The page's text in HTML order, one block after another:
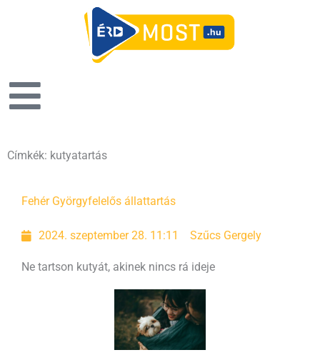
Címkék: kutyatartás
Fehér Györgyfelelős állattartás
2024. szeptember 28. 11:11 Szűcs Gergely
Ne tartson kutyát, akinek nincs rá ideje